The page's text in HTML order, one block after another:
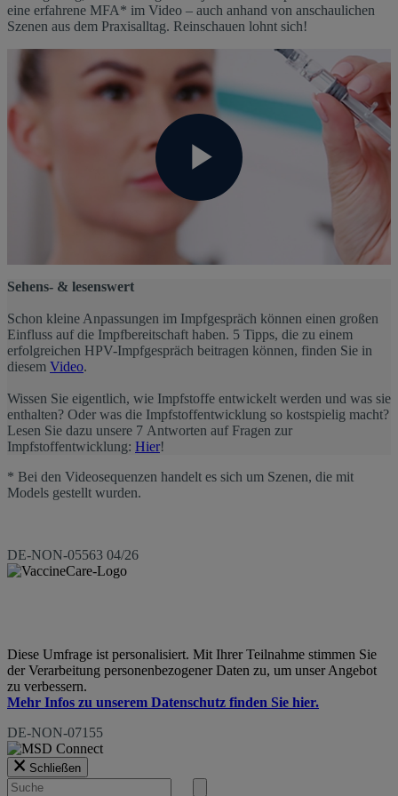
eine erfahrene MFA* im Video – auch anhand von anschaulichen
Szenen aus dem Praxisalltag. Reinschauen lohnt sich!
Play
Sehens- & lesenswert
Schon kleine Anpassungen im Impfgespräch können einen großen
Einfluss auf die Impfbereitschaft haben. 5 Tipps, die zu einem
erfolgreichen HPV-Impfgespräch beitragen können, finden Sie in
diesem Video.
Wissen Sie eigentlich, wie Impfstoffe entwickelt werden und was sie
enthalten? Oder was die Impfstoffentwicklung so kostspielig macht?
Lesen Sie dazu unsere 7 Antworten auf Fragen zur
Impfstoffentwicklung: Hier!
* Bei den Videosequenzen handelt es sich um Szenen, die mit
Models gestellt wurden.
DE-NON-05563 04/26
Diese Umfrage ist personalisiert. Mit Ihrer Teilnahme stimmen Sie
der Verarbeitung personenbezogener Daten zu, um unser Angebot
zu verbessern.
Mehr Infos zu unserem Datenschutz finden Sie hier.
DE-NON-07155
Schließen
Suche